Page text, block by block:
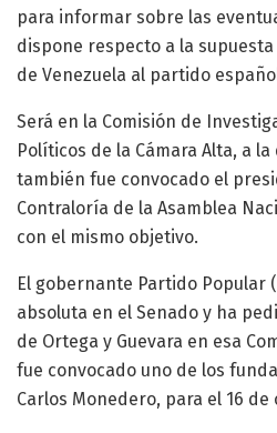
para informar sobre las
dispone respecto a la
de Venezuela al partido
Será en la Comisión de
Políticos de la Cámara Alta, a
también fue convocado el
Contraloría de la Asamblea
con el mismo objetivo.
El gobernante Partido Popular
absoluta en el Senado y ha
de Ortega y Guevara en esa
fue convocado uno de los
Carlos Monedero, para el 16 de